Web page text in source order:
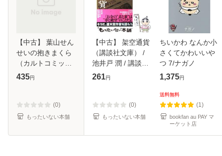
【中古】 葉山せん
せいの抱きまくら
（カルトコミック
ス equal
[コミック]【メール
便送料無料】
435円
(0)
もったいない本舗
【中古】 架空通貨
（講談社文庫） /
池井戸 潤 / 講談社
[文庫]【メール便送
261円
(0)
もったいない本舗
ちいかわ なんか小
さくてかわいいや
つ 7/ナガノ
1,375円
送料無料
(1)
bookfan au PAY マ
ーケット店